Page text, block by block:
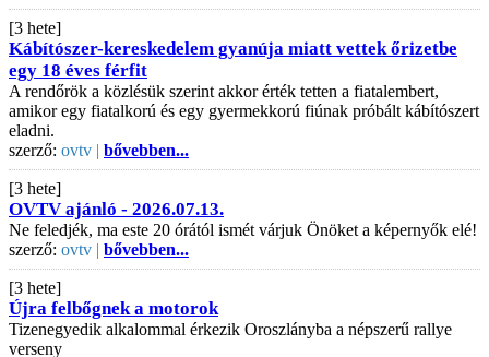
[3 hete]
Kábítószer-kereskedelem gyanúja miatt vettek őrizetbe
egy 18 éves férfit
A rendőrök a közlésük szerint akkor érték tetten a fiatalembert,
amikor egy fiatalkorú és egy gyermekkorú fiúnak próbált kábítószert
eladni.
szerző: ovtv | bővebben...
[3 hete]
OVTV ajánló - 2026.07.13.
Ne feledjék, ma este 20 órától ismét várjuk Önöket a képernyők elé!
szerző: ovtv | bővebben...
[3 hete]
Újra felbőgnek a motorok
Tizenegyedik alkalommal érkezik Oroszlányba a népszerű rallye
verseny